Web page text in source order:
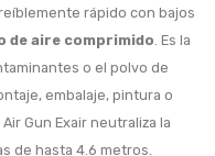
rápido con bajos
de aire comprimido . Es la
o el polvo de
embalaje, pintura o
Gun Exair neutraliza la
de hasta 4.6 metros.